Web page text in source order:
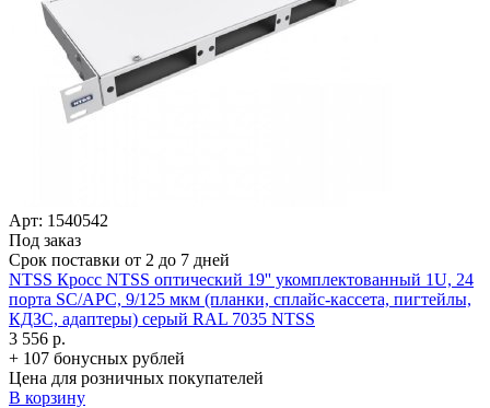
Арт: 1540542
Под заказ
Срок поставки от 2 до 7 дней
NTSS Кросс NTSS оптический 19'' укомплектованный 1U, 24
порта SC/­APC, 9/­125 мкм (планки, сплайс-кассета, пигтейлы,
КДЗС, адаптеры) серый RAL 7035 NTSS
3 556 р.
+ 107 бонусных рублей
Цена для розничных покупателей
В корзину